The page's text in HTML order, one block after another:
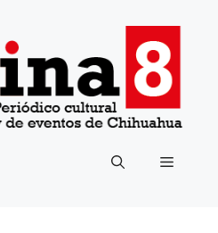
Menú